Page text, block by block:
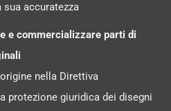
accuratezza
e commercializzare parti di
nella Direttiva
protezione giuridica dei disegni